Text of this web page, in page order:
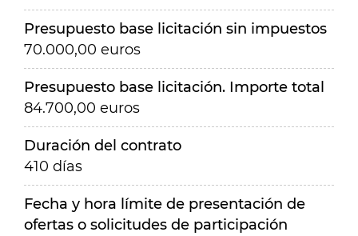
Presupuesto base licitación sin impuestos
70.000,00 euros
Presupuesto base licitación. Importe total
84.700,00 euros
Duración del contrato
410 días
Fecha y hora límite de presentación de
ofertas o solicitudes de participación